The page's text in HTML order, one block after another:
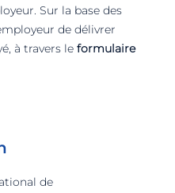
Sur la base des
de délivrer
à travers le formulaire
de